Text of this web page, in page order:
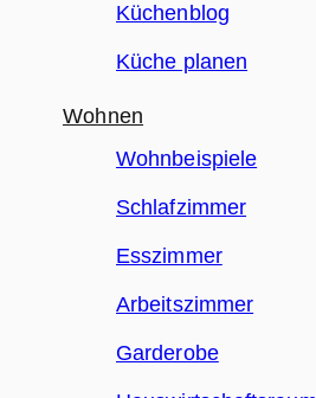
Küchenblog
Küche planen
Wohnen
Wohnbeispiele
Schlafzimmer
Esszimmer
Arbeitszimmer
Garderobe